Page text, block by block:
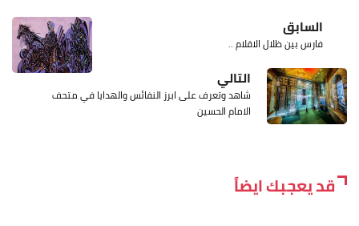
السابق
فارس بين ظلال الاقلام ..
التالي
شاهد وتعرف على ابرز النفائس والهدايا في متحف
الامام الحسين
قد يعجبك ايضاً